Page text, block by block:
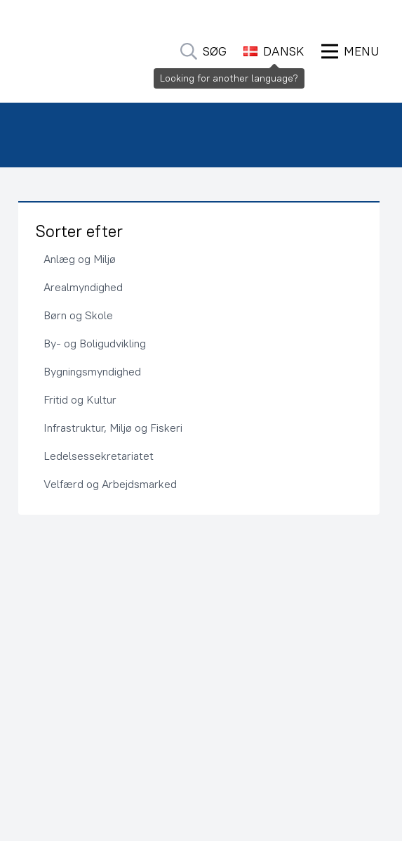
SØG DANSK MENU
Sorter efter
Anlæg og Miljø
Arealmyndighed
Børn og Skole
By- og Boligudvikling
Bygningsmyndighed
Fritid og Kultur
Infrastruktur, Miljø og Fiskeri
Ledelsessekretariatet
Velfærd og Arbejdsmarked
Looking for another language?